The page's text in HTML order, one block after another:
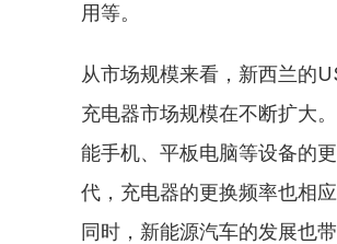
用等。
从市场规模来看，新西兰的
充电器市场规模在不断扩大
能手机、平板电脑等设备的
代，充电器的更换频率也相应
同时，新能源汽车的发展也